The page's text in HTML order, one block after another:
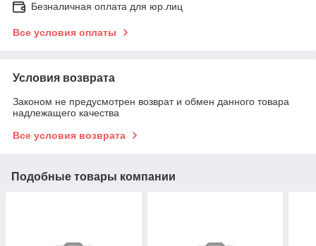
Безналичная оплата для юр.лиц
Все условия оплаты
Условия возврата
Законом не предусмотрен возврат и обмен данного товара
надлежащего качества
Все условия возврата
Подобные товары компании